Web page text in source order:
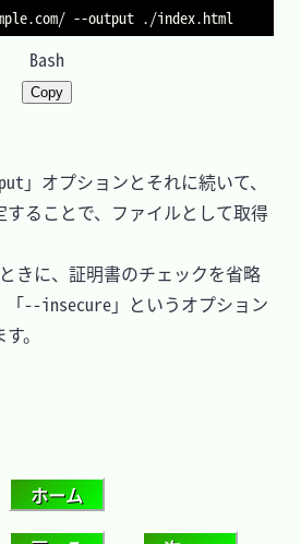
--output ./index.html
Bash
Copy
」オプションとそれに続いて、
ることで、ファイルとして取得
きに、証明書のチェックを省略
「--insecure」というオプション
。